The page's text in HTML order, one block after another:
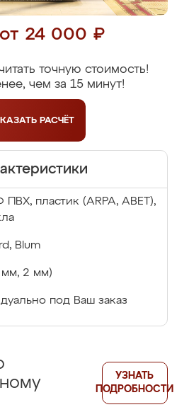
24 000 ₽
точную стоимость!
чем за 15 минут!
РАСЧЁТ
пластик (ARPA, ABET),
Blum
мм, 2 мм)
под Ваш заказ
УЗНАТЬ
ПОДРОБНОСТИ